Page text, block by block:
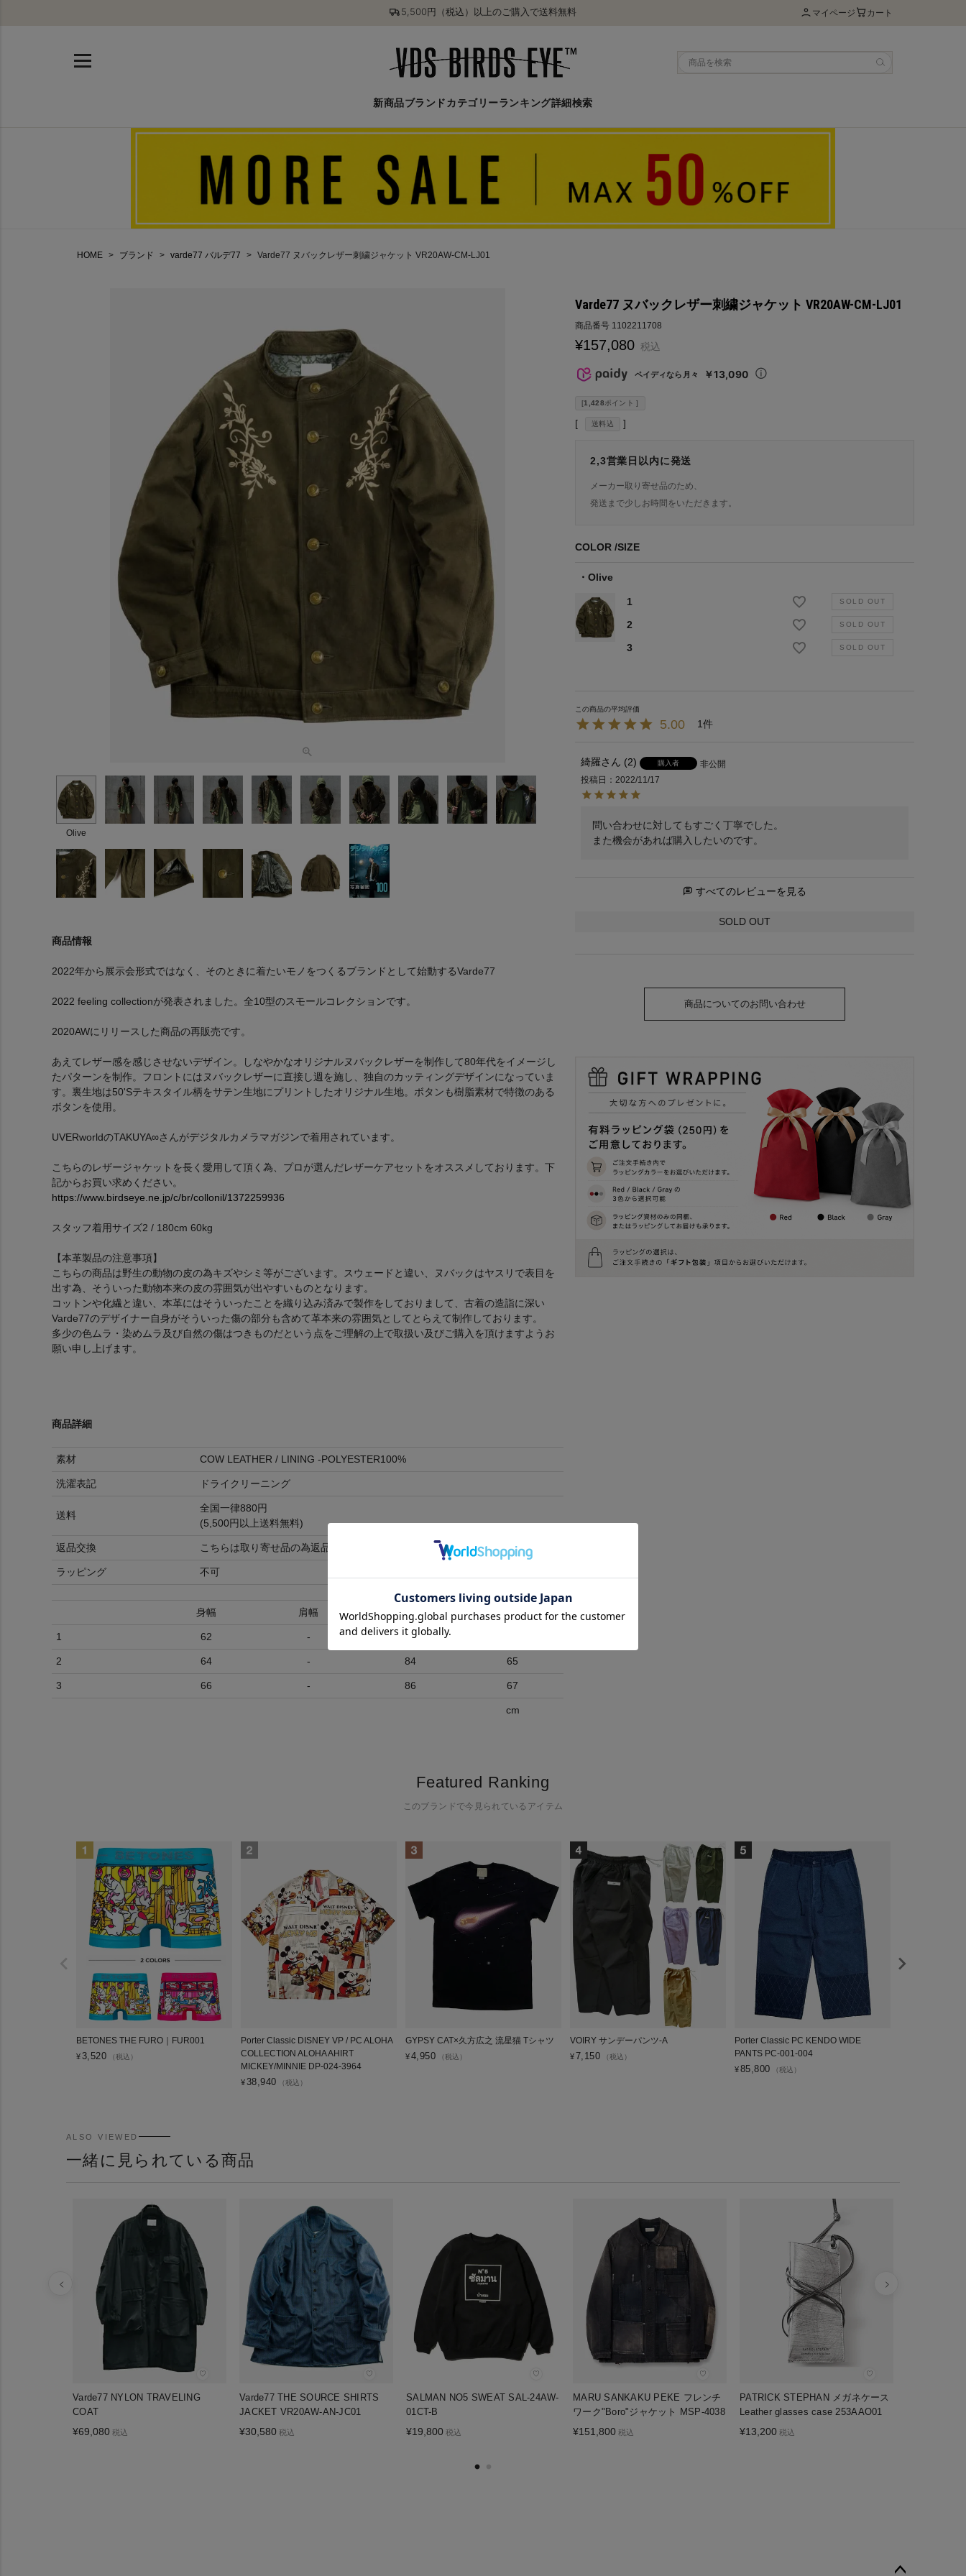
5,500円（税込）以上のご購入で送料無料 マイページ カート
新商品ブランド カテゴリーランキング詳細検索
HOME ブランド varde77 バルデ77 Varde77 ヌバックレザー刺繍ジャケット VR20AW-CM-LJ01
Olive
商品情報
2022年から展示会形式ではなく、そのときに着たいモノをつくるブランドとして始動するVarde77
2022 feeling collectionが発表されました。全10型のスモールコレクションです。
2020AWにリリースした商品の再販売です。
あえてレザー感を感じさせないデザイン。しなやかなオリジナルヌバックレザーを制作して80年代をイメージし
たパターンを制作。フロントにはヌバックレザーに直接し週を施し、独自のカッティングデザインになっていま
す。裏生地は50'Sテキスタイル柄をサテン生地にプリントしたオリジナル生地。ボタンも樹脂素材で特徴のある
ボタンを使用。
UVERworldのTAKUYA∞さんがデジタルカメラマガジンで着用されています。
こちらのレザージャケットを長く愛用して頂く為、プロが選んだレザーケアセットをオススメしております。下
記からお買い求めください。
https://www.birdseye.ne.jp/c/br/collonil/1372259936
スタッフ着用サイズ2 / 180cm 60kg
【本革製品の注意事項】
こちらの商品は野生の動物の皮の為キズやシミ等がございます。スウェードと違い、ヌバックはヤスリで表目を
出す為、そういった動物本来の皮の雰囲気が出やすいものとなります。
コットンや化繊と違い、本革にはそういったことを織り込み済みで製作をしておりまして、古着の造詣に深い
Varde77のデザイナー自身がそういった傷の部分も含めて革本来の雰囲気としてとらえて制作しております。
多少の色ムラ・染めムラ及び自然の傷はつきものだという点をご理解の上で取扱い及びご購入を頂けますようお
願い申し上げます。
商品詳細
素材 COW LEATHER / LINING -POLYESTER100%
洗濯表記 ドライクリーニング
送料
全国一律880円
(5,500円以上送料無料)
返品交換 こちらは取り寄せ品の為返品不可となります。 ( 詳細はこちら)
ラッピング 不可
身幅 肩幅 裄丈 着丈
1 62 - 82
2 64 - 84 65
3 66 - 86 67
cm
Varde77 ヌバックレザー刺繍ジャケット VR20AW-CM-LJ01
商品番号 1102211708
¥157,080 税込
ペイディなら月々 ￥13,090
[1,428ポイント ]
送料込
2,3営業日以内に発送
メーカー取り寄せ品のため、
発送まで少しお時間をいただきます。
COLOR SIZE
Olive
1
2
3
5.00 1
綺羅 2 購入者
非公開
投稿日
2022/11/17
問い合わせに対してもすごく丁寧でした。
また機会があれば購入したいのです。
すべてのレビューを見る
SOLD OUT
商品についてのお問い合わせ
Featured Ranking
このブランドで今見られているアイテム
BETONES THE FURO｜FUR001
¥ 3,520 （税込）
Porter Classic DISNEY VP / PC ALOHA
COLLECTION ALOHA AHIRT
MICKEY/MINNIE DP-024-3964
¥ 38,940 （税込）
GYPSY CAT×久方広之 流星猫 Tシャツ
¥4,950 （税込）
VOIRY サンデーパンツ-A
¥7,150 （税込）
Porter Classic PC KENDO WIDE
PANTS PC-001-004
¥85,800 （税込）
ALSO VIEWED
一緒に見られている商品
♡
Varde77 NYLON TRAVELING
COAT
¥69,080 税込
♡
Varde77 THE SOURCE SHIRTS
JACKET VR20AW-AN-JC01
¥30,580 税込
♡
SALMAN NO5 SWEAT SAL-24AW-
01CT-B
¥19,800 税込
♡
MARU SANKAKU PEKE フレンチ
ワーク"Boro"ジャケット MSP-4038
¥151,800 税込
♡
PATRICK STEPHAN メガネケース
Leather glasses case 253AAO01
¥13,200 税込